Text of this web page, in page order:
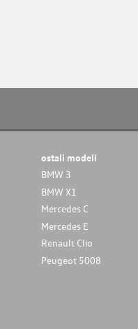
ostali modeli
BMW 3
BMW X1
Mercedes C
Mercedes E
Renault Clio
Peugeot 5008